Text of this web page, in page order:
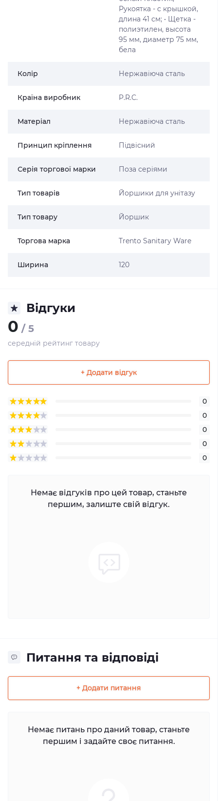
Рукоятка - с крышкой,
длина 41 см; • Щетка -
полиэтилен, высота
95 мм, диаметр 75 мм,
бела
Колір Нержавіюча сталь
Країна виробник P.R.C.
Матеріал Нержавіюча сталь
Принцип кріплення Підвісний
Серія торгової марки Поза серіями
Тип товарів Йоршики для унітазу
Тип товару Йоршик
Торгова марка Trento Sanitary Ware
Ширина 120
Відгуки
0 / 5
середній рейтинг товару
+ Додати відгук
0
0
0
0
0
Немає відгуків про цей товар, станьте
першим, залиште свій відгук.
Питання та відповіді
+ Додати питання
Немає питань про даний товар, станьте
першим і задайте своє питання.